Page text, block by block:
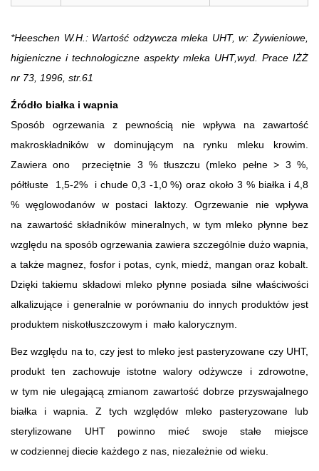
*Heeschen W.H.: Wartość odżywcza mleka UHT, w: Żywieniowe,
higieniczne i technologiczne aspekty mleka UHT,wyd. Prace IŻŻ
nr 73, 1996, str.61
Źródło białka i wapnia
Sposób ogrzewania z pewnością nie wpływa na zawartość
makroskładników w dominującym na rynku mleku krowim.
Zawiera ono przeciętnie 3 % tłuszczu (mleko pełne > 3 %,
półtłuste 1,5-2% i chude 0,3 -1,0 %) oraz około 3 % białka i 4,8
% węglowodanów w postaci laktozy. Ogrzewanie nie wpływa
na zawartość składników mineralnych, w tym mleko płynne bez
względu na sposób ogrzewania zawiera szczególnie dużo wapnia,
a także magnez, fosfor i potas, cynk, miedź, mangan oraz kobalt.
Dzięki takiemu składowi mleko płynne posiada silne właściwości
alkalizujące i generalnie w porównaniu do innych produktów jest
produktem niskotłuszczowym i mało kalorycznym.
Bez względu na to, czy jest to mleko jest pasteryzowane czy UHT,
produkt ten zachowuje istotne walory odżywcze i zdrowotne,
w tym nie ulegającą zmianom zawartość dobrze przyswajalnego
białka i wapnia. Z tych względów mleko pasteryzowane lub
sterylizowane UHT powinno mieć swoje stałe miejsce
w codziennej diecie każdego z nas, niezależnie od wieku.